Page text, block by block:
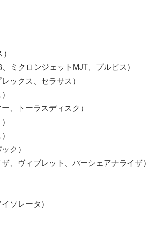
ミクロンジェットMJT、プルビス）
ックス、セラサス）
、トーラスディスク）
ク）
、ヴィブレット、パーシェアナライザ）
ソレータ）